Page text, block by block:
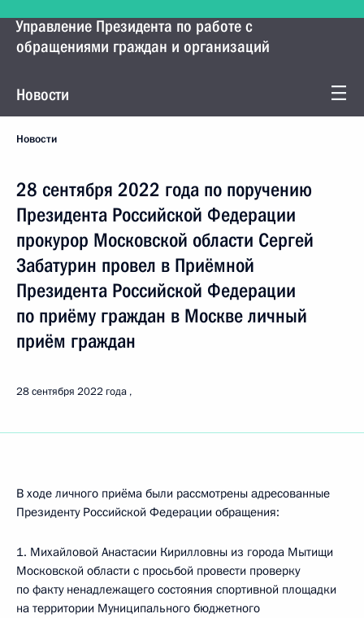
Управление Президента по работе с
обращениями граждан и организаций
Новости
Новости
28 сентября 2022 года по поручению
Президента Российской Федерации
прокурор Московской области Сергей
Забатурин провел в Приёмной
Президента Российской Федерации
по приёму граждан в Москве личный
приём граждан
28 сентября 2022 года
В ходе личного приёма были рассмотрены адресованные
Президенту Российской Федерации обращения:
1. Михайловой Анастасии Кирилловны из города Мытищи
Московской области с просьбой провести проверку
по факту ненадлежащего состояния спортивной площадки
на территории Муниципального бюджетного